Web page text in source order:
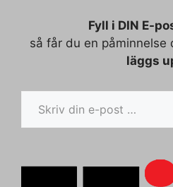
Fyll i DIN E-
så får du en påminnelse
läggs
Skriv din e-post …